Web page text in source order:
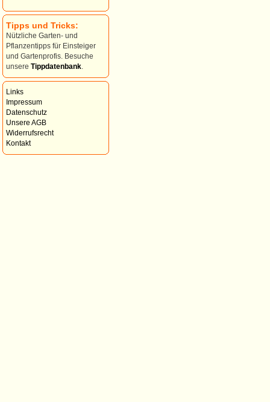
Tipps und Tricks:
Nützliche Garten- und
Pflanzentipps für Einsteiger
und Gartenprofis. Besuche
unsere Tippdatenbank
Links
Impressum
Datenschutz
Unsere AGB
Widerrufsrecht
Kontakt